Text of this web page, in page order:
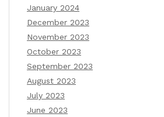
January 2024
December 2023
November 2023
October 2023
September 2023
August 2023
July 2023
June 2023